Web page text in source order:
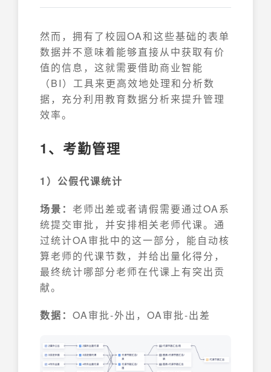
然而，拥有了校园OA和这些基础的表单
数据并不意味着能够直接从中获取有价
值的信息，这就需要借助商业智能
（BI）工具来更高效地处理和分析数
据，充分利用教育数据分析来提升管理
效率。
1、考勤管理
1）公假代课统计
场景： 老师出差或者请假需要通过OA系
统提交审批，并安排相关老师代课。通
过统计OA审批中的这一部分，能自动核
算老师的代课节数，并给出量化得分，
最终统计哪部分老师在代课上有突出贡
献。
数据： OA审批-外出，OA审批-出差